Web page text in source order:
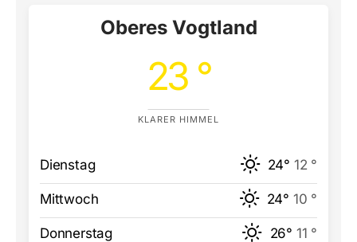
Oberes Vogtland
23 °
KLARER HIMMEL
Dienstag 24° 12 °
Mittwoch 24° 10 °
Donnerstag 26° 11 °